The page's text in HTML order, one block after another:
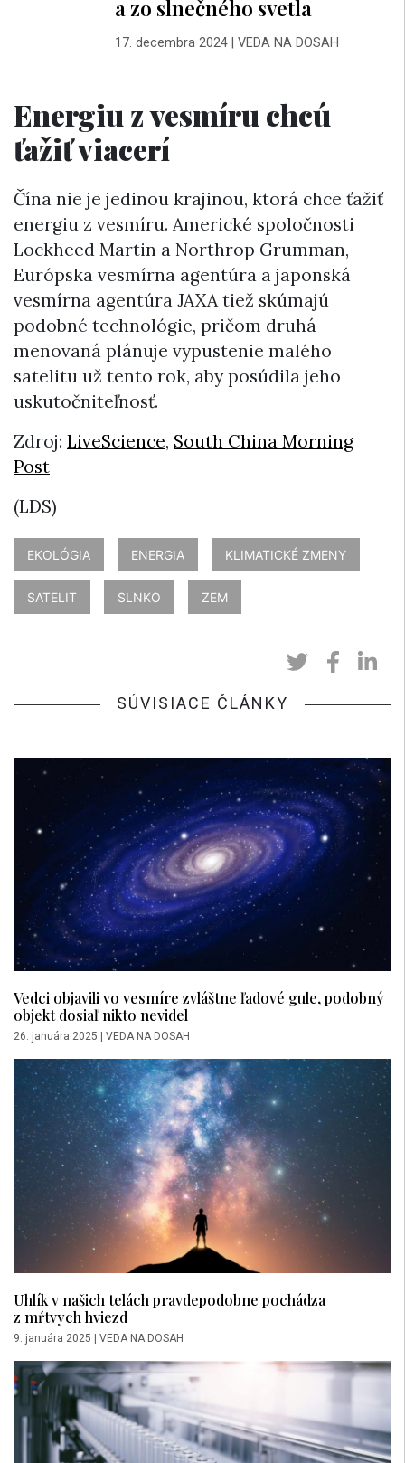
a zo slnečného svetla
17. decembra 2024| VEDA NA DOSAH
Energiu z vesmíru chcú
ťažiť viacerí
Čína nie je jedinou krajinou, ktorá chce ťažiť
energiu z vesmíru. Americké spoločnosti
Lockheed Martin a Northrop Grumman,
Európska vesmírna agentúra a japonská
vesmírna agentúra JAXA tiež skúmajú
podobné technológie, pričom druhá
menovaná plánuje vypustenie malého
satelitu už tento rok, aby posúdila jeho
uskutočniteľnosť.
Zdroj: LiveScience, South China Morning
Post
(LDS)
EKOLÓGIA ENERGIA KLIMATICKÉ ZMENY
SATELIT SLNKO ZEM
SÚVISIACE ČLÁNKY
Vedci objavili vo vesmíre zvláštne ľadové gule, podobný
objekt dosiaľ nikto nevidel
26. januára 2025 VEDA NA DOSAH
Uhlík v našich telách pravdepodobne pochádza
z mŕtvych hviezd
9. januára 2025 | VEDA NA DOSAH